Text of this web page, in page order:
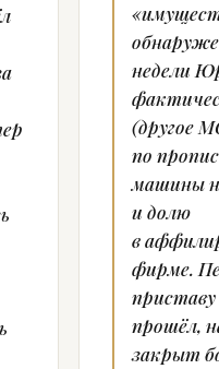
недели
(другое
по
машины
и долю
в
фирме.
прошёл,
закрыт